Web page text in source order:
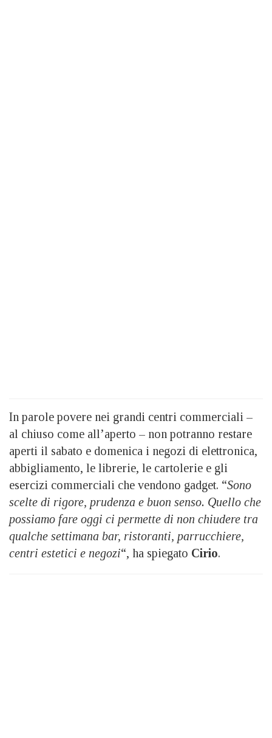
In parole povere nei grandi centri commerciali –
al chiuso come all’aperto – non potranno restare
aperti il sabato e domenica i negozi di elettronica,
abbigliamento, le librerie, le cartolerie e gli
esercizi commerciali che vendono gadget. “Sono
scelte di rigore, prudenza e buon senso. Quello che
possiamo fare oggi ci permette di non chiudere tra
qualche settimana bar, ristoranti, parrucchiere,
centri estetici e negozi“, ha spiegato Cirio.